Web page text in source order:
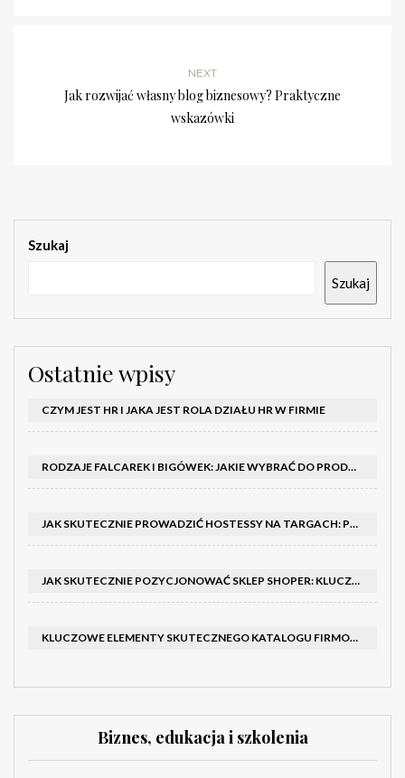
NEXT
Jak rozwijać własny blog biznesowy? Praktyczne
wskazówki
Szukaj
Szukaj
Ostatnie wpisy
CZYM JEST HR I JAKA JEST ROLA DZIAŁU HR W FIRMIE
RODZAJE FALCAREK I BIGÓWEK: JAKIE WYBRAĆ DO PRODUKCJI?
JAK SKUTECZNIE PROWADZIĆ HOSTESSY NA TARGACH: PORADNIK I SZKOLENIA
JAK SKUTECZNIE POZYCJONOWAĆ SKLEP SHOPER: KLUCZOWE KROKI I STRATEGIE
KLUCZOWE ELEMENTY SKUTECZNEGO KATALOGU FIRMOWEGO I BROSZURY
Biznes, edukacja i szkolenia